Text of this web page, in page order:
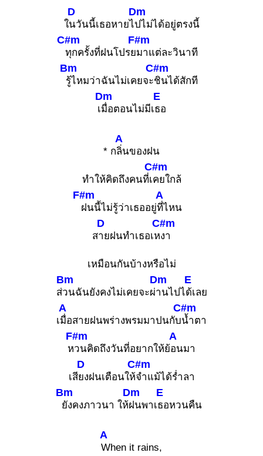
ใ
D
นวันนี้เธอหายไ
Dm
ปไม่ได้อยู่ตรงนี้
C#m
ทุกครั้งที่ฝนโปรย
F#m
มาแต่ละวินาที
Bm
รู้ไหมว่าฉันไม่เคยจะ
C#m
ชินได้สักที
เ
Dm
มื่อตอนไม่มีเ
E
ธอ
* ก
A
ลิ่นของฝน
ทำให้คิดถึงคนที่เ
C#m
คยใกล้
F#m
ฝนนี้ไม่รู้ว่าเธออยู่
A
ที่ไหน
ส
D
ายฝนทำเธอเห
C#m
งา
เหมือนกันบ้างหรือไม่
ส่
Bm
วนฉันยังคงไม่เคยจะผ่
Dm
านไปไ
E
ด้เลย
เ
A
มื่อสายฝนพร่างพรมมาปนกับ
C#m
น้ำตา
ห
F#m
วนคิดถึงวันที่อยากให้ย้
A
อนมา
เสี
D
ยงฝนเตือนให้
C#m
จำแม้ได้ร่ำลา
Bm
ยังคงภาวนา ให้
Dm
ฝนพาเ
E
ธอหวนคืน
A
When it rains,